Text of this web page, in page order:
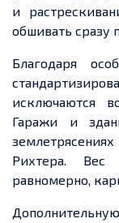
и
обшивать сразу
Благодаря
исключаются
Гаражи и
Рихтера. Вес
равномерно,